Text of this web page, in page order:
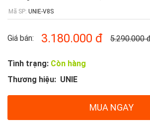
Mã SP: UNIE-V8S
Giá bán: 5.290.000
3.180.000 đ
Tình trạng: Còn hàng
Thương hiệu: UNIE
MUA NGAY